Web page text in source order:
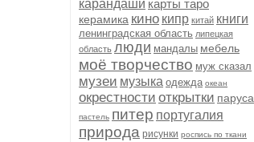
карандаши карты таро
керамика кино кипр китай книги
ленинградская область липецкая
область люди мандалы мебель
моё творчество муж сказал
музеи музыка одежда океан
окрестности открытки паруса
пастель питер португалия
природа рисунки роспись по ткани